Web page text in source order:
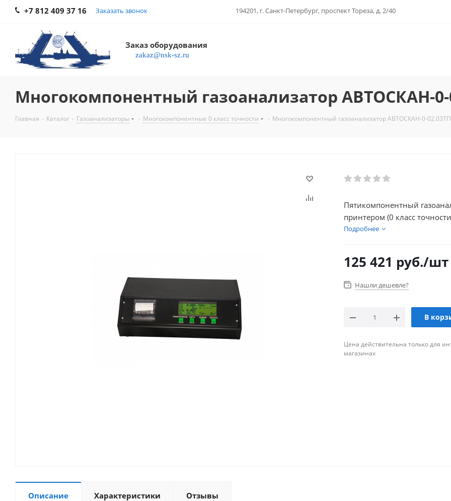
+7 812 409 37 16 Заказать звонок 194201, г. Санкт-Петербург, проспект Тореза, д. 2/40
Заказ оборудования
zakaz@nsk-sz.ru
Многокомпонентный газоанализатор АВТОСКАН-0-
Главная - Каталог - Газоанализаторы - Многокомпонентные 0 класс точности - Многокомпонентный газоанализатор АВТОСКАН-0-02.03ТП
Пятикомпонентный
принтером (0 класс
Подробнее
125 421 руб./шт
Нашли дешевле?
В
Цена действительна только для
магазинах
Описание Характеристики Отзывы